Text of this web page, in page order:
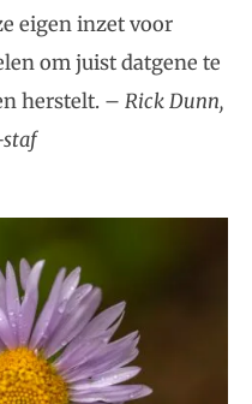
eigen inzet voor
om juist datgene te
herstelt. – Rick Dunn,
staf